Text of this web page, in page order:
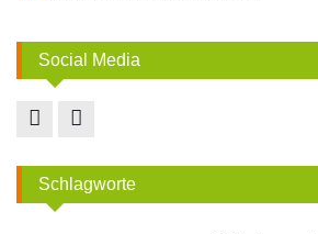
Social Media
Schlagworte